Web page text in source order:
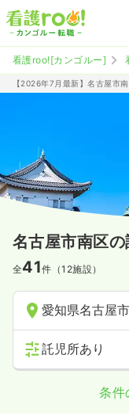
看護roo![カンゴルー]
【2026年7月最新】名古屋市
名古屋市南区の
全41件（12施設）
愛知県名古屋
託児所あり
条件